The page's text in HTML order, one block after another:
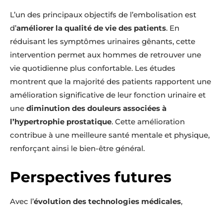
L’un des principaux objectifs de l’embolisation est
d’améliorer la qualité de vie des patients. En
réduisant les symptômes urinaires gênants, cette
intervention permet aux hommes de retrouver une
vie quotidienne plus confortable. Les études
montrent que la majorité des patients rapportent une
amélioration significative de leur fonction urinaire et
une diminution des douleurs associées à
l’hypertrophie prostatique. Cette amélioration
contribue à une meilleure santé mentale et physique,
renforçant ainsi le bien-être général.
Perspectives futures
Avec l’évolution des technologies médicales,